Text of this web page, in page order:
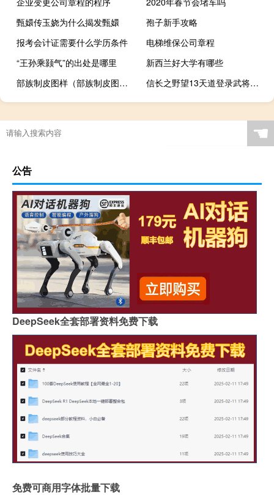
甄嬛传玉娆为什么揭发甄嬛
孢子新手攻略
报考会计证需要什么学历条件
电梯维保公司章程
“王孙乘颢气”的出处是哪里
新西兰好大学有哪些
部族制皮图样（部族制皮图纸大全）
信长之野望13天道登录武将名字（信长之野望13武将登陆器）
☚
公告
DeepSeek全套部署资料免费下载
免费可商用字体批量下载